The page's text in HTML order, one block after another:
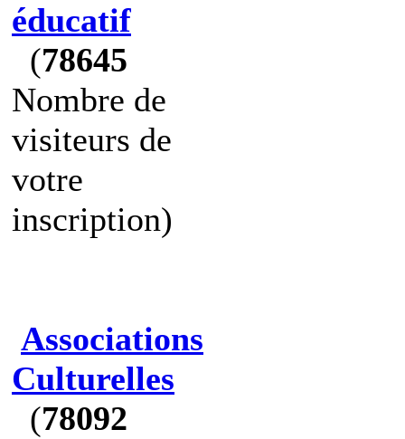
éducatif
(78645
Nombre de
visiteurs de
votre
inscription)
Associations
Culturelles
(78092